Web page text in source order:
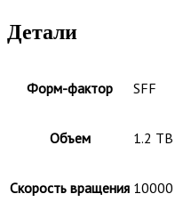
Детали
Форм-фактор SFF
Объем 1.2 TB
Скорость вращения 10000